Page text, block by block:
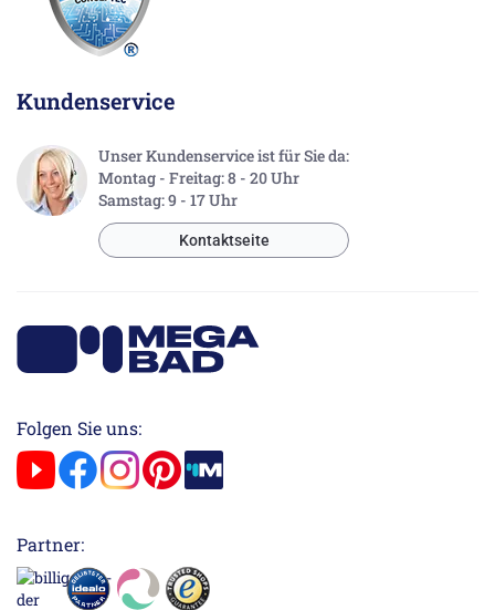
Kundenservice
Unser Kundenservice ist für Sie da:
Montag - Freitag: 8 - 20 Uhr
Samstag: 9 - 17 Uhr
Kontaktseite
Folgen Sie uns:
Partner: